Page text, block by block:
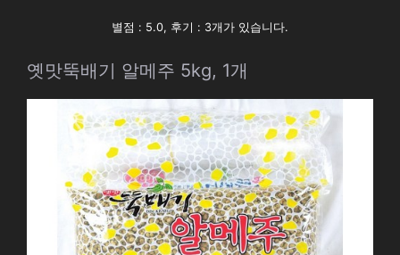
별점 : 5.0, 후기 : 3개가 있습니다.
옛맛뚝배기 알메주 5kg, 1개